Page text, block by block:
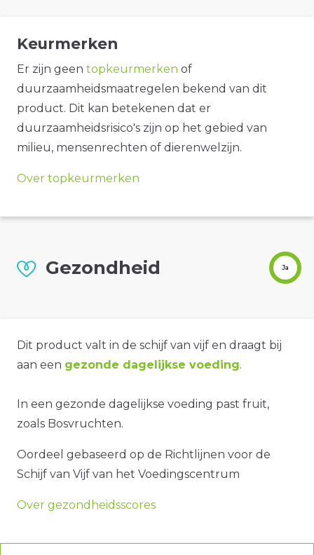
Keurmerken
Er zijn geen topkeurmerken of
duurzaamheidsmaatregelen bekend van dit
product. Dit kan betekenen dat er
duurzaamheidsrisico's zijn op het gebied van
milieu, mensenrechten of dierenwelzijn.
Over topkeurmerken
Gezondheid Ja
Dit product valt in de schijf van vijf en draagt bij
aan een gezonde dagelijkse voeding.
In een gezonde dagelijkse voeding past fruit,
zoals Bosvruchten.
Oordeel gebaseerd op de Richtlijnen voor de
Schijf van Vijf van het Voedingscentrum
Over gezondheidsscores